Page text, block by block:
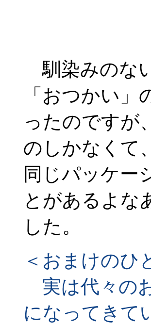
馴染みのな
「おつかい
ったのですが
のしかなくて
同じパッケー
とがあるよな
した。
＜おまけのひ
実は代々の
になってきて